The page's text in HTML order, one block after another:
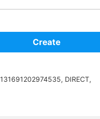
Create
DIRECT,